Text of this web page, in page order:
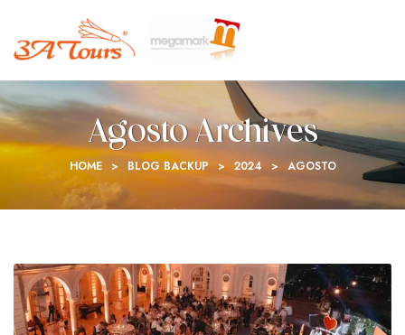
Agosto Archives
HOME > BLOG BACKUP > 2024 > AGOSTO